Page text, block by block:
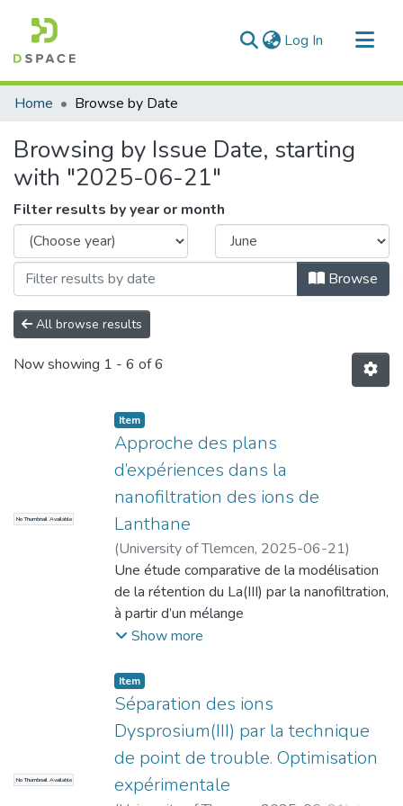
Log In (current)
Communities & Collections
Home Browse by Date
Browsing by Issue Date, starting
with "2025-06-21"
Filter results by year or month
Browse
All browse results
Now showing 1 - 6 of 6
No Thumbnail Available
Item
Approche des plans
d’expériences dans la
nanofiltration des ions de
Lanthane
(University of Tlemcen, 2025-06-21)
Chaoufi Imad Eddine;Malki Hichem
Une étude comparative de la modélisation
de la rétention du La(III) par la nanofiltration,
à partir d’un mélange
synthétique équimolaire en présence du
savoir le plan factoriel de base
3
3
, Box-Behnken et Taguchi, a été faite. Les
résultats ont montré que le modèle de
Box-behnken est le modèle le
Show more
No Thumbnail Available
Item
Séparation des ions
Dysprosium(III) par la technique
de point de trouble. Optimisation
expérimentale